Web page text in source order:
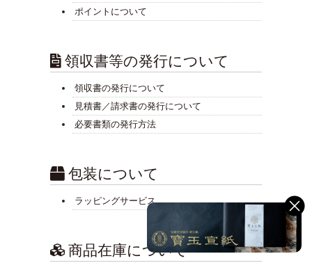
ポイントについて
領収書等の発行について
領収書の発行について
見積書／請求書の発行について
必要書類の発行方法
包装について
ラッピングサービス
商品在庫について